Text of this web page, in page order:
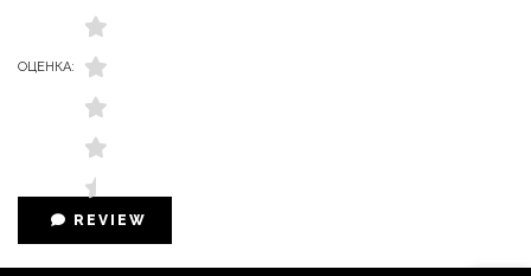
ОЦЕНКА:
REVIEW